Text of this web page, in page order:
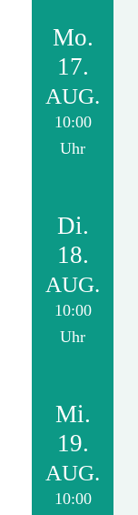
Mo.
17.
AUG.
10:00
Uhr
Di.
18.
AUG.
10:00
Uhr
Mi.
19.
AUG.
10:00